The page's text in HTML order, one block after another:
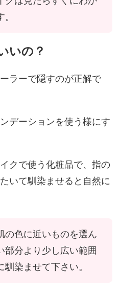
いの？
ラーで隠すのが正解で
デーションを使う様にす
クで使う化粧品で、指の
いて馴染ませると自然に
の色に近いものを選ん
部分より少し広い範囲
馴染ませて下さい。